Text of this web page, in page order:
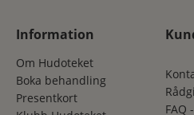
Information
Om Hudoteket
Boka behandling
Presentkort
FAQ